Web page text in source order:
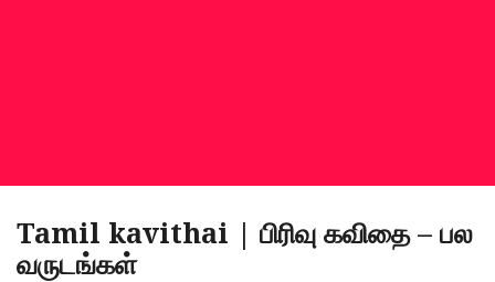
Tamil kavithai | பிரிவு கவிதை – பல
வருடங்கள்